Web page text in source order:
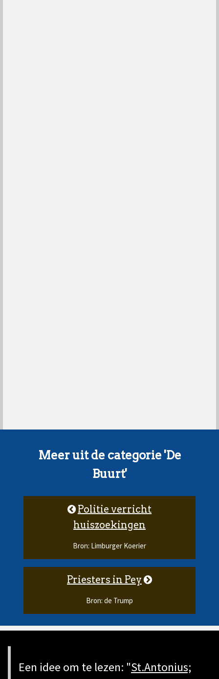
Meer uit de categorie 'De
Buurt'
Politie verricht
huiszoekingen
Bron: Limburger Koerier
Priesters in Pey
Bron: de Trump
Een idee om te lezen: "St.Antonius;